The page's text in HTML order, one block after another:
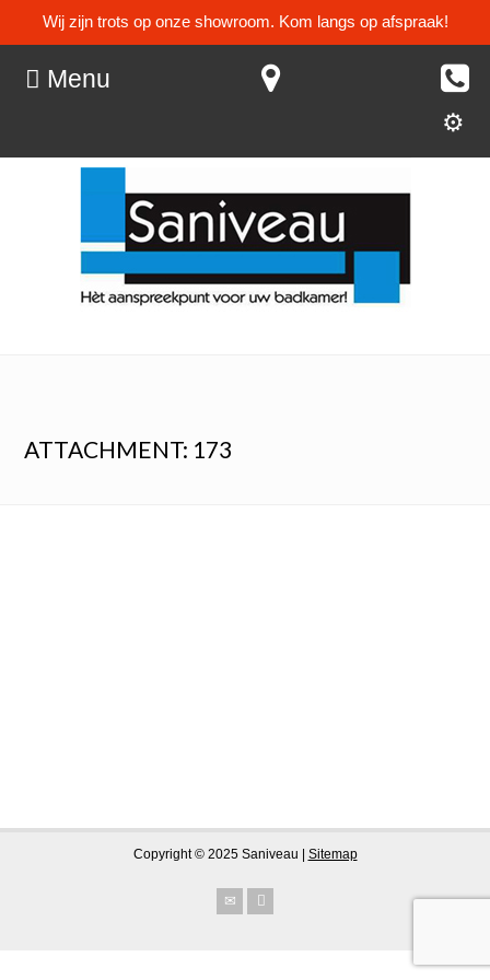
Wij zijn trots op onze showroom. Kom langs op afspraak!
Menu
ATTACHMENT: 173
Copyright © 2025 Saniveau | Sitemap